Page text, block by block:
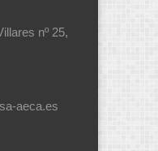
nº 25,
aeca.es